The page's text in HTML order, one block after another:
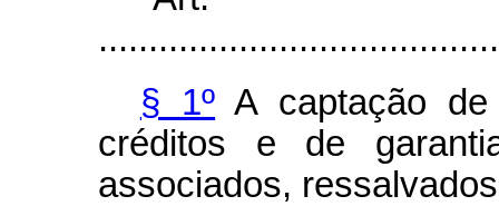
§ 1º A captação
créditos e de
associados,